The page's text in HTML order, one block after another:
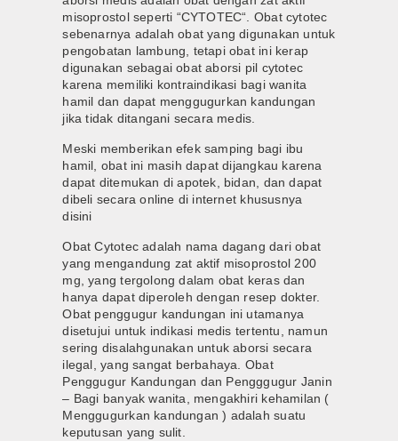
misoprostol seperti “CYTOTEC“. Obat cytotec
sebenarnya adalah obat yang digunakan untuk
pengobatan lambung, tetapi obat ini kerap
digunakan sebagai obat aborsi pil cytotec
karena memiliki kontraindikasi bagi wanita
hamil dan dapat menggugurkan kandungan
jika tidak ditangani secara medis.
Meski memberikan efek samping bagi ibu
hamil, obat ini masih dapat dijangkau karena
dapat ditemukan di apotek, bidan, dan dapat
dibeli secara online di internet khususnya
disini
Obat Cytotec adalah nama dagang dari obat
yang mengandung zat aktif misoprostol 200
mg, yang tergolong dalam obat keras dan
hanya dapat diperoleh dengan resep dokter.
Obat penggugur kandungan ini utamanya
disetujui untuk indikasi medis tertentu, namun
sering disalahgunakan untuk aborsi secara
ilegal, yang sangat berbahaya. Obat
Penggugur Kandungan dan Pengggugur Janin
– Bagi banyak wanita, mengakhiri kehamilan (
Menggugurkan kandungan ) adalah suatu
keputusan yang sulit.